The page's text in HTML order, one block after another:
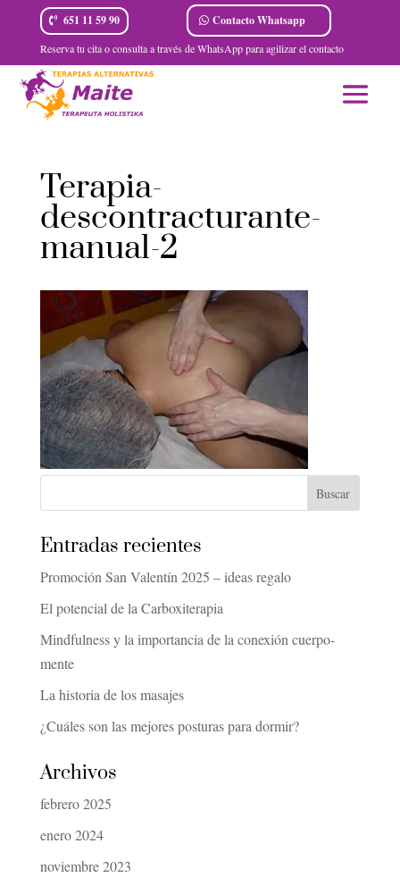
651 11 59 90 Contacto Whatsapp
Reserva tu cita o consulta a través de WhatsApp para agilizar el contacto
Terapia-
descontracturante-
manual-2
Entradas recientes
Promoción San Valentín 2025 – ideas regalo
El potencial de la Carboxiterapia
Mindfulness y la importancia de la conexión cuerpo-
mente
La historia de los masajes
¿Cuáles son las mejores posturas para dormir?
Archivos
febrero 2025
enero 2024
noviembre 2023